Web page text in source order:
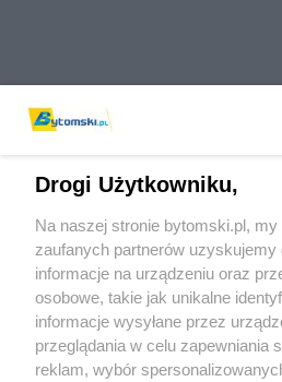
Wydawca mediów lokalnych
Drogi Użytkowniku,
Na naszej stronie bytomski.pl,
zaufanych partnerów
informacje na urządzeniu oraz
osobowe, takie jak unikalne
informacje wysyłane przez
przeglądania w celu zapewniania
reklam, wybór